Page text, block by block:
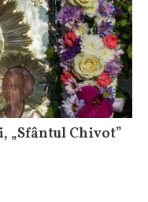
„Sfântul Chivot”